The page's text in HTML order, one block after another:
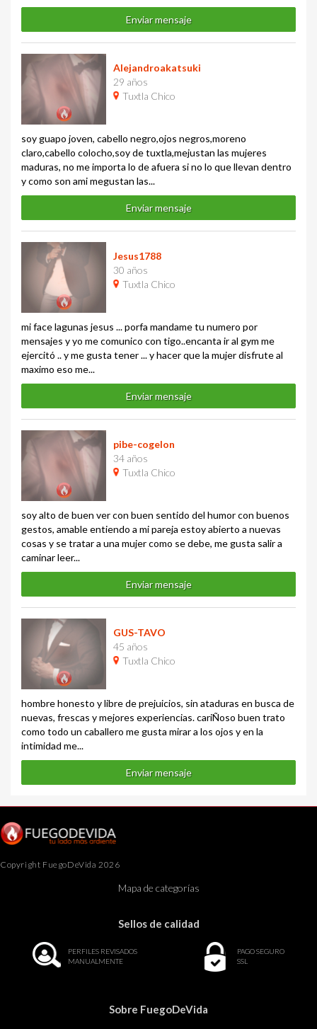
Enviar mensaje
Alejandroakatsuki
29 años
Tuxtla Chico
soy guapo joven, cabello negro,ojos negros,moreno
claro,cabello colocho,soy de tuxtla,mejustan las mujeres
maduras, no me importa lo de afuera si no lo que llevan dentro
y como son ami megustan las...
Enviar mensaje
Jesus1788
30 años
Tuxtla Chico
mi face lagunas jesus ... porfa mandame tu numero por
mensajes y yo me comunico con tigo..encanta ir al gym me
ejercitó .. y me gusta tener ... y hacer que la mujer disfrute al
maximo eso me...
Enviar mensaje
pibe-cogelon
34 años
Tuxtla Chico
soy alto de buen ver con buen sentido del humor con buenos
gestos, amable entiendo a mi pareja estoy abierto a nuevas
cosas y se tratar a una mujer como se debe, me gusta salir a
caminar leer...
Enviar mensaje
GUS-TAVO
45 años
Tuxtla Chico
hombre honesto y libre de prejuicios, sin ataduras en busca de
nuevas, frescas y mejores experiencias. cariÑoso buen trato
como todo un caballero me gusta mirar a los ojos y en la
intimidad me...
Enviar mensaje
Copyright FuegoDeVida 2026
Mapa de categorías
Sellos de calidad
PERFILES REVISADOS
MANUALMENTE
PAGO SEGURO
SSL
Sobre FuegoDeVida